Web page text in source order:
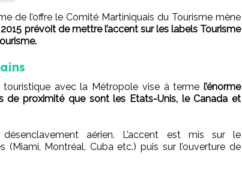
de l’offre le Comité Martiniquais du Tourisme mène
prévoit de mettre l’accent sur les labels Tourisme
touristique avec la Métropole vise à terme l’énorme
de proximité que sont les Etats-Unis, le Canada et
aérien. L’accent est mis sur le
Montréal, Cuba etc.) puis sur l’ouverture de